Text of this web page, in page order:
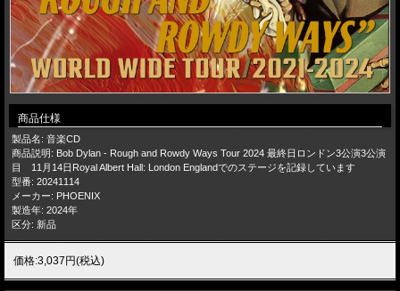
商品仕様
製品名: 音楽CD
商品説明: Bob Dylan - Rough and Rowdy Ways Tour 2024 最終日ロンドン3公演3公演
目 11月14日Royal Albert Hall: London Englandでのステージを記録しています
型番: 20241114
メーカー: PHOENIX
製造年: 2024年
区分: 新品
価格:3,037円(税込)